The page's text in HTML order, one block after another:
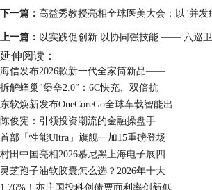
下一篇： 高益秀教授亮相全球医美大会：以"并
上一篇： 以实践促创新 以协同强技能 —— 六巡
延伸阅读：
海信发布2026款新一代全家筒新品——
拆解蜂巢"堡垒2.0”：6C快充、双倍抗
东软焕新发布OneCoreGo全球车载智能出
陈俊宪：引领投资潮流的金融操盘手
首部「性能Ultra」旗舰一加15重磅登场
村田中国亮相2026慕尼黑上海电子展四
灵芝孢子油软胶囊怎么选？2026年十大
1.76%！亦庄国投科创债票面利率创新低